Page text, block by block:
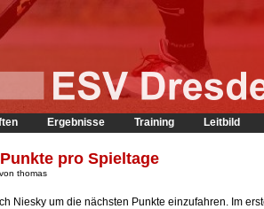
Ergebnisse Training Leitbild
pro Spieltage
thomas
Niesky um die nächsten Punkte einzufahren. Im